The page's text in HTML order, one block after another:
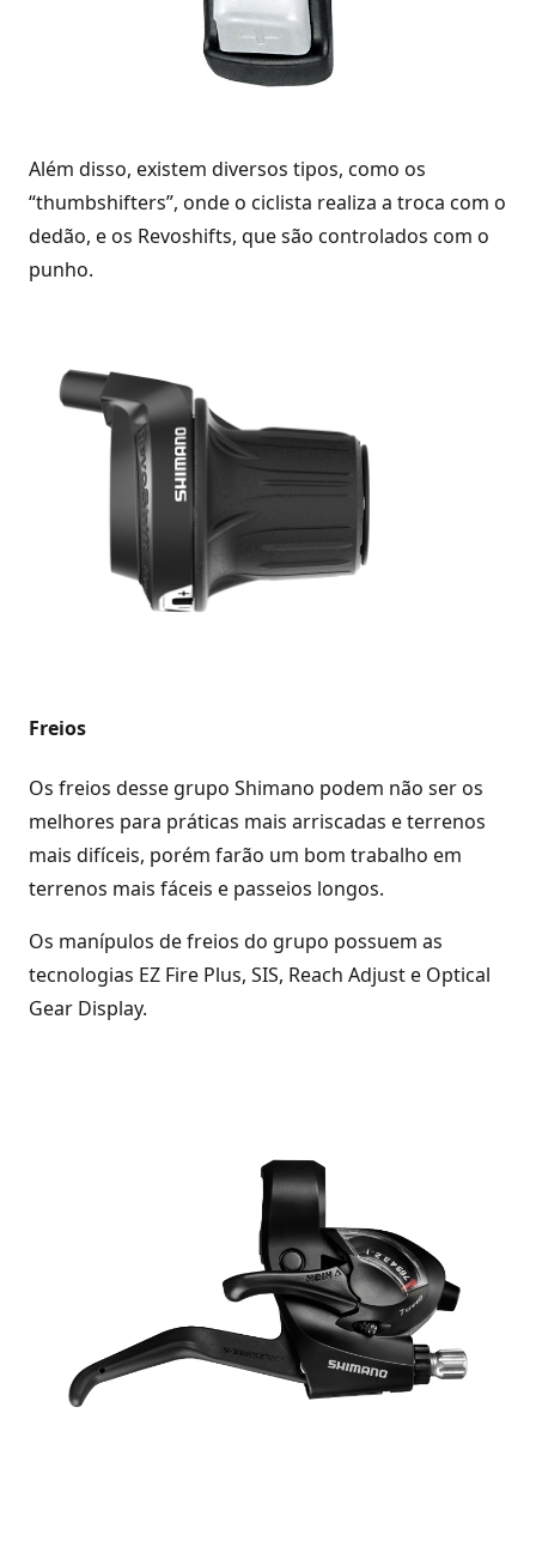
Além disso, existem diversos tipos, como os
“thumbshifters”, onde o ciclista realiza a troca com o
dedão, e os Revoshifts, que são controlados com o
punho.
Freios
Os freios desse grupo Shimano podem não ser os
melhores para práticas mais arriscadas e terrenos
mais difíceis, porém farão um bom trabalho em
terrenos mais fáceis e passeios longos.
Os manípulos de freios do grupo possuem as
tecnologias EZ Fire Plus, SIS, Reach Adjust e Optical
Gear Display.